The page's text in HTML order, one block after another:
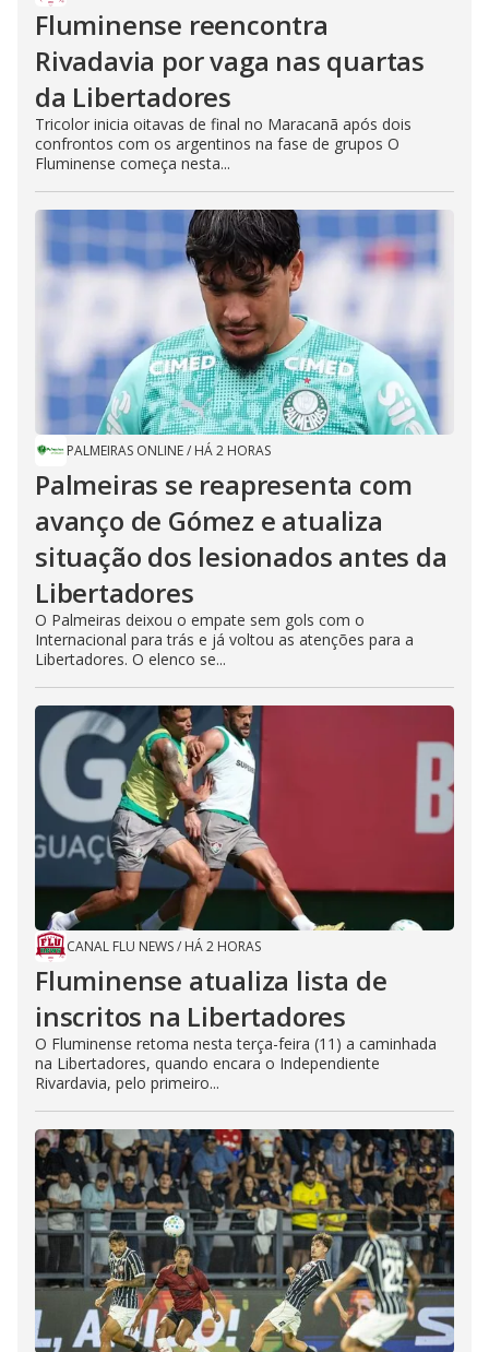
Fluminense reencontra
Rivadavia por vaga nas quartas
da Libertadores
Tricolor inicia oitavas de final no Maracanã após dois
confrontos com os argentinos na fase de grupos O
Fluminense começa nesta...
PALMEIRAS ONLINE/ HÁ 2 HORAS
Palmeiras se reapresenta com
avanço de Gómez e atualiza
situação dos lesionados antes da
Libertadores
O Palmeiras deixou o empate sem gols com o
Internacional para trás e já voltou as atenções para a
Libertadores. O elenco se...
CANAL FLU NEWS/ HÁ 2 HORAS
Fluminense atualiza lista de
inscritos na Libertadores
O Fluminense retoma nesta terça-feira (11) a caminhada
na Libertadores, quando encara o Independiente
Rivardavia, pelo primeiro...